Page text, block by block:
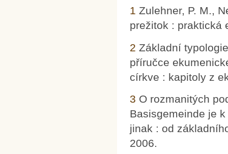
1 Zulehner, P. M.,
prežitok : praktická
2 Základní
příručce
církve : kapitoly z
3 O rozmanitých
Basisgemeinde je
jinak : od
2006.